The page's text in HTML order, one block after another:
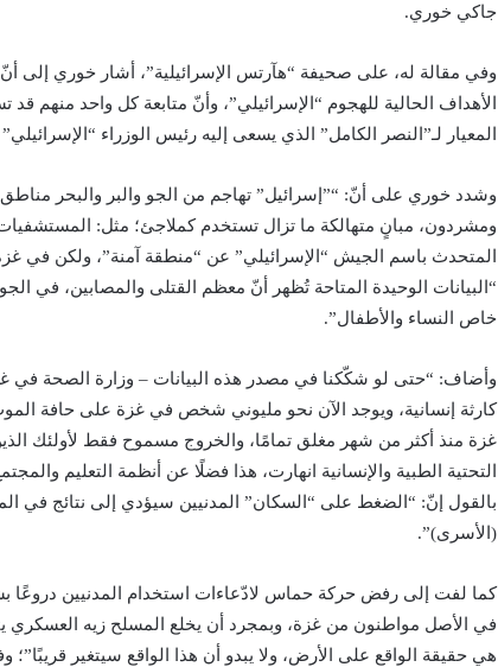
جاكي خوري.
وفي مقالة له، على صحيفة “هآرتس الإسرائيلية”، أشار خوري إلى
الأهداف الحالية للهجوم “الإسرائيلي”، وأنّ متابعة كل واحد منهم
المعيار لـ”النصر الكامل” الذي يسعى إليه رئيس الوزراء
وشدد خوري على أنّ: “”إسرائيل” تهاجم من الجو والبر والبحر
ومشردون، مبانٍ متهالكة ما تزال تستخدم كملاجئ؛ مثل: المستشفيات
المتحدث باسم الجيش “الإسرائيلي” عن “منطقة آمنة”، ولكن في
“البيانات الوحيدة المتاحة تُظهر أنّ معظم القتلى والمصابين، في
خاص النساء والأطفال”.
وأضاف: “حتى لو شكّكنا في مصدر هذه البيانات – وزارة الصحة في
كارثة إنسانية، ويوجد الآن نحو مليوني شخص في غزة على حافة
غزة منذ أكثر من شهر مغلق تمامًا، والخروج مسموح فقط لأولئك
التحتية الطبية والإنسانية انهارت، هذا فضلًا عن أنظمة التعليم
بالقول إنّ: “الضغط على “السكان” المدنيين سيؤدي إلى نتائج في
(الأسرى)”.
كما لفت إلى رفض حركة حماس لادّعاءات استخدام المدنيين دروعًا
في الأصل مواطنون من غزة، وبمجرد أن يخلع المسلح زيه
هي حقيقة الواقع على الأرض، ولا يبدو أن هذا الواقع سيتغير قريبًا”؛